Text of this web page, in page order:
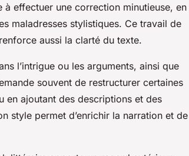
effectuer une correction minutieuse, en
maladresses stylistiques. Ce travail de
aussi la clarté du texte.
l’intrigue ou les arguments, ainsi que
souvent de restructurer certaines
en ajoutant des descriptions et des
style permet d’enrichir la narration et de